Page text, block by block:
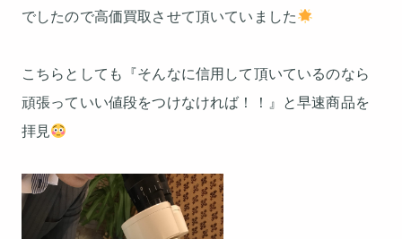
でしたので高価買取させて頂いていました
こちらとしても『そんなに信用して頂いているのなら
頑張っていい値段をつけなければ！！』と早速商品を
拝見